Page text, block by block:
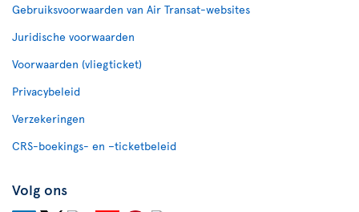
Gebruiksvoorwaarden van Air Transat-websites
Juridische voorwaarden
Voorwaarden (vliegticket)
Privacybeleid
Verzekeringen
CRS-boekings- en –ticketbeleid
Volg ons